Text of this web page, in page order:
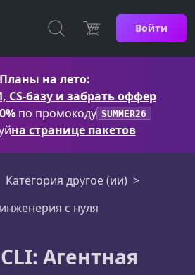
Войти
Планы на лето:
CS-базу и забрать оффер
по промокоду SUMMER26
на странице пакетов
Категория другое (ии)
с нуля
Агентная